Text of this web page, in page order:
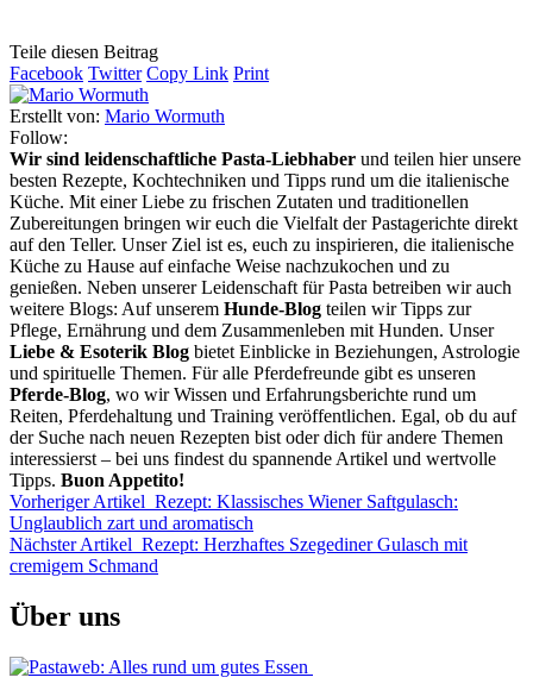
Teile diesen Beitrag
Facebook Twitter Copy Link Print
Erstellt von: Mario Wormuth
Follow:
Wir sind leidenschaftliche Pasta-Liebhaber und teilen hier unsere
besten Rezepte, Kochtechniken und Tipps rund um die italienische
Küche. Mit einer Liebe zu frischen Zutaten und traditionellen
Zubereitungen bringen wir euch die Vielfalt der Pastagerichte direkt
auf den Teller. Unser Ziel ist es, euch zu inspirieren, die italienische
Küche zu Hause auf einfache Weise nachzukochen und zu
genießen. Neben unserer Leidenschaft für Pasta betreiben wir auch
weitere Blogs: Auf unserem Hunde-Blog teilen wir Tipps zur
Pflege, Ernährung und dem Zusammenleben mit Hunden. Unser
Liebe & Esoterik Blog bietet Einblicke in Beziehungen, Astrologie
und spirituelle Themen. Für alle Pferdefreunde gibt es unseren
Pferde-Blog, wo wir Wissen und Erfahrungsberichte rund um
Reiten, Pferdehaltung und Training veröffentlichen. Egal, ob du auf
der Suche nach neuen Rezepten bist oder dich für andere Themen
interessierst – bei uns findest du spannende Artikel und wertvolle
Tipps. Buon Appetito!
Vorheriger Artikel Rezept: Klassisches Wiener Saftgulasch:
Unglaublich zart und aromatisch
Nächster Artikel Rezept: Herzhaftes Szegediner Gulasch mit
cremigem Schmand
Über uns